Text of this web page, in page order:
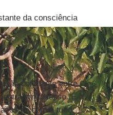
da consciência
constante entre
entra em colapso. É o
de coma: tudo